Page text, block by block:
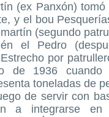
(ex Panxón)
y el bou
(segundo
el Pedro
por
de 1936
toneladas de
de servir con
a integrarse en